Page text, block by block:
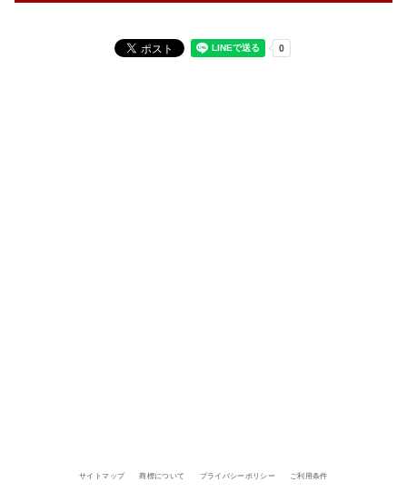
サイトマップ 商標について プライバシーポリシー ご利用条件